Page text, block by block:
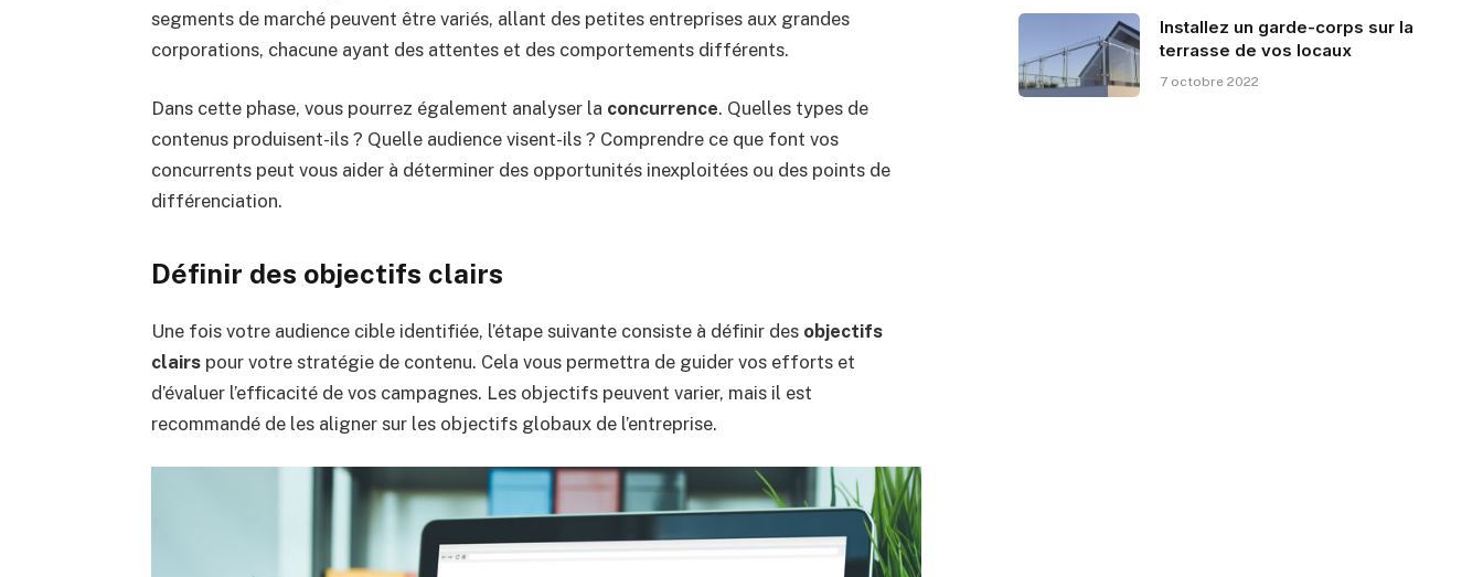
segments de marché peuvent être variés, allant des petites entreprises aux grandes
corporations, chacune ayant des attentes et des comportements différents.
Dans cette phase, vous pourrez également analyser la concurrence. Quelles types de
contenus produisent-ils ? Quelle audience visent-ils ? Comprendre ce que font vos
concurrents peut vous aider à déterminer des opportunités inexploitées ou des points de
différenciation.
Définir des objectifs clairs
Une fois votre audience cible identifiée, l’étape suivante consiste à définir des objectifs
clairspour votre stratégie de contenu. Cela vous permettra de guider vos efforts et
d’évaluer l’efficacité de vos campagnes. Les objectifs peuvent varier, mais il est
recommandé de les aligner sur les objectifs globaux de l’entreprise.
Installez un garde-corps sur la
terrasse de vos locaux
7 octobre 2022